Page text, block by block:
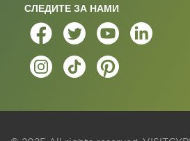
СЛЕДИТЕ ЗА НАМИ